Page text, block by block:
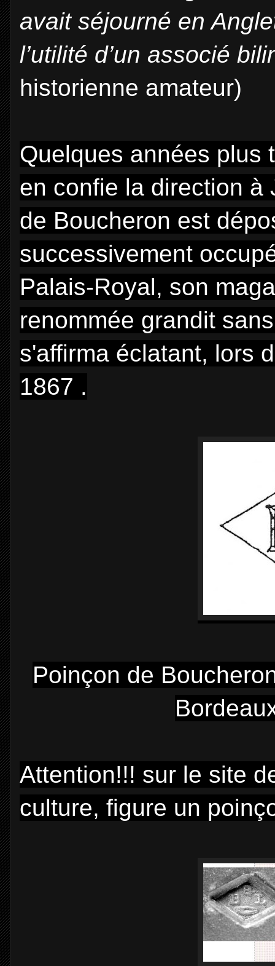
avait séjourné en
l’utilité d’un associé
historienne amateur)
Quelques années plus
en confie la direction
de Boucheron est
successivement
Palais-Royal, son
renommée grandit
s'affirma éclatant, lors
1867 .
Poinçon de
Attention!!! sur le site
culture, figure un